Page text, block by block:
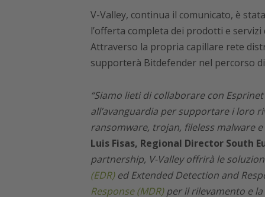
V-Valley, continua il comunicato, è
l’offerta completa dei prodotti e
Attraverso la propria capillare rete
supporterà Bitdefender nel percorso
“Siamo lieti di collaborare con
all’avanguardia per supportare i loro
ransomware, trojan, fileless malware
Luis Fisas, Regional Director South
partnership, V-Valley offrirà le
(EDR)ed Extended Detection and
Response (MDR)per il rilevamento e la